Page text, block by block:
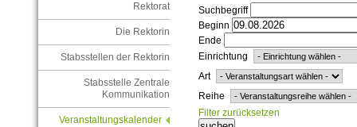
Rektorat
Die Rektorin
Stabsstellen der Rektorin
Stabsstelle Zentrale
Kommunikation
Veranstaltungskalender
Suchbegriff
Beginn
Ende
Einrichtung
Art
Reihe
Filter zurücksetzen